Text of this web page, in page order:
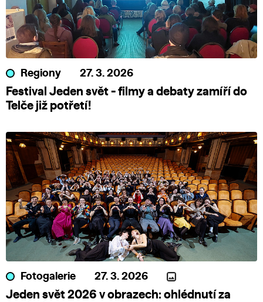
Regiony 27. 3. 2026
Festival Jeden svět - filmy a debaty zamíří do
Telče již potřetí!
Fotogalerie 27. 3. 2026
Jeden svět 2026 v obrazech: ohlédnutí za